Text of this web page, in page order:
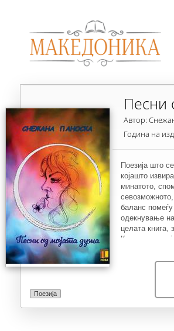
Поезија
Песни
Автор:
Година на
Поезија што
којашто
минатото,
севозможното,
баланс
одекнување
целата книга,
Книгата
поезијата,